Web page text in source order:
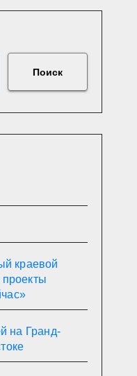
Поиск
краевой
на Гранд-